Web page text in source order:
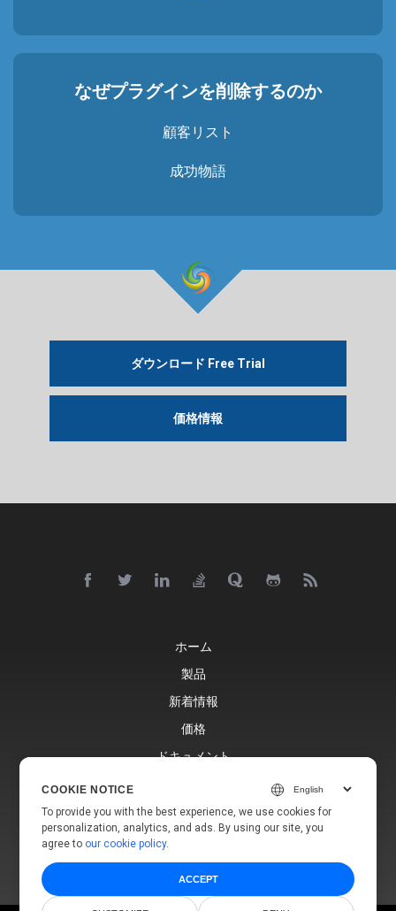
なぜプラグインを削除するのか
顧客リスト
成功物語
ダウンロード Free Trial
価格情報
ホーム
製品
新着情報
価格
ドキュメント
ブログ
ウェブサイト
COOKIE NOTICE
To provide you with the best experience, we use cookies for
personalization, analytics, and ads. By using our site, you
agree to our cookie policy.
ACCEPT